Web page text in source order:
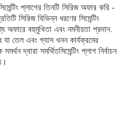
প্লাগের তিনটি সিরিজ অফার করি -
বিভিন্ন ধরণের সিমেন্টিং
বহুমুখিতা এবং নমনীয়তা প্রদান.
যা তেল এবং গ্যাস খনন কার্যক্রমের
দ্বারা সমর্থিতসিমেন্টিং প্লাগ নির্বাচন